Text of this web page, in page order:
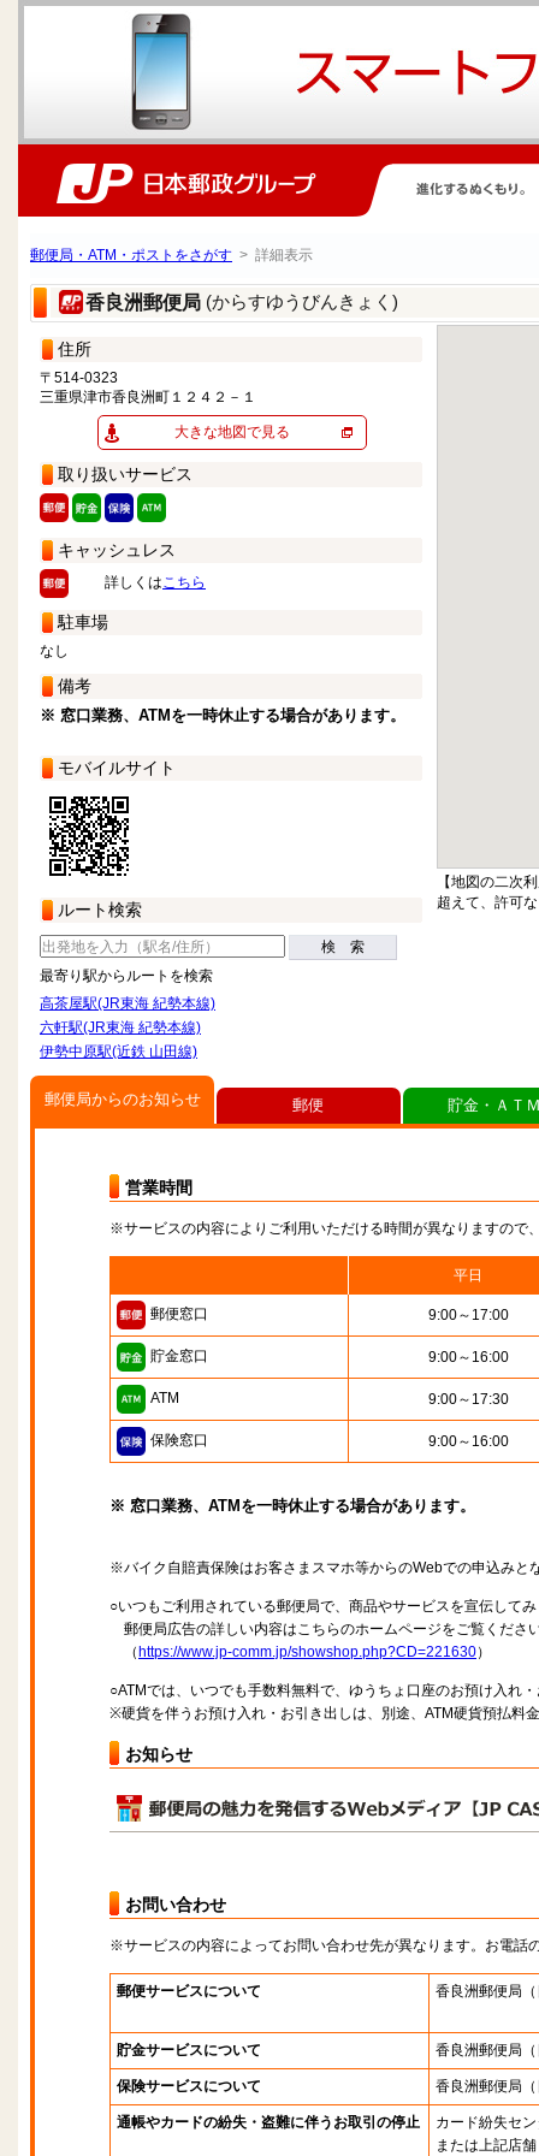
郵便局・ATM・ポストをさがす > 詳細表示
香良洲郵便局 (からすゆうびんきょく)
住所
〒514-0323
三重県津市香良洲町１２４２－１
大きな地図で見る
取り扱いサービス
キャッシュレス
詳しくはこちら
駐車場
なし
備考
※ 窓口業務、ATMを一時休止する場合があります。
モバイルサイト
ルート検索
検 索
最寄り駅からルートを検索
高茶屋駅(JR東海 紀勢本線)
六軒駅(JR東海 紀勢本線)
伊勢中原駅(近鉄 山田線)
【地図の二次
超えて、許可
郵便局からのお知らせ
営業時間
※サービスの内容によりご利用いただける時間が異なりますので
平日
郵便窓口 9:00～17:00
貯金窓口 9:00～16:00
ATM 9:00～17:30
保険窓口 9:00～16:00
※ 窓口業務、ATMを一時休止する場合があります。
※バイク自賠責保険はお客さまスマホ等からのWebでの申込みと
○いつもご利用されている郵便局で、商品やサービスを宣伝して
郵便局広告の詳しい内容はこちらのホームページをご覧くださ
（ https://www.jp-comm.jp/showshop.php?CD=221630）
○ATMでは、いつでも手数料無料で、ゆうちょ口座のお預け入れ
※硬貨を伴うお預け入れ・お引き出しは、別途、ATM硬貨預払料
お知らせ
お問い合わせ
※サービスの内容によってお問い合わせ先が異なります。お電話
郵便サービスについて 香良洲郵便局
貯金サービスについて 香良洲郵便局
保険サービスについて 香良洲郵便局
通帳やカードの紛失・盗難に伴うお取引の停止
カード紛失セ
または上記店舗
郵便 貯金・ＡＴ